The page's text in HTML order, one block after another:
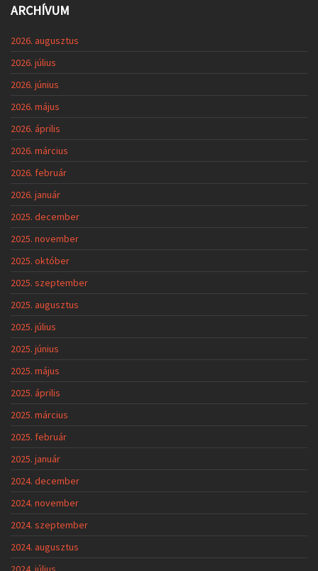
ARCHÍVUM
2026. augusztus
2026. július
2026. június
2026. május
2026. április
2026. március
2026. február
2026. január
2025. december
2025. november
2025. október
2025. szeptember
2025. augusztus
2025. július
2025. június
2025. május
2025. április
2025. március
2025. február
2025. január
2024. december
2024. november
2024. szeptember
2024. augusztus